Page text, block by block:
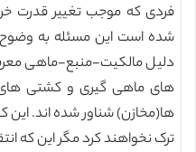
فردی که موجب تغییر قدرت
دلیل مالکیت-منبع-ماهی
های ماهی گیری و کشتی های
ها(مخازن) شناور شده اند.
ترک نخواهند کرد مگر این که